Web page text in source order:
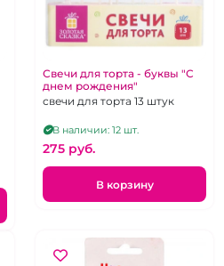
Свечи для торта - буквы "С
днем рождения"
свечи для торта 13 штук
В наличии: 12 шт.
275 pуб.
В корзину